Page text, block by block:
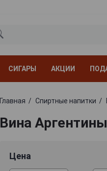
СИГАРЫ АКЦИИ
Главная Спиртные напитки
Вина
Цена